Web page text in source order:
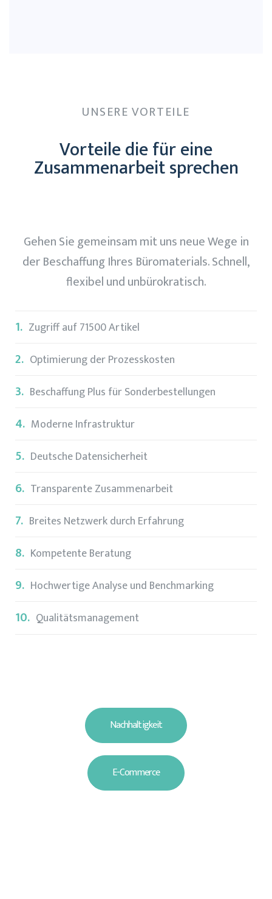
UNSERE VORTEILE
Vorteile die für eine
Zusammenarbeit sprechen
Gehen Sie gemeinsam mit uns neue Wege in
der Beschaffung Ihres Büromaterials. Schnell,
flexibel und unbürokratisch.
1. Zugriff auf 71500 Artikel
2. Optimierung der Prozesskosten
3. Beschaffung Plus für Sonderbestellungen
4. Moderne Infrastruktur
5. Deutsche Datensicherheit
6. Transparente Zusammenarbeit
7. Breites Netzwerk durch Erfahrung
8. Kompetente Beratung
9. Hochwertige Analyse und Benchmarking
10. Qualitätsmanagement
Nachhaltigkeit
E-Commerce